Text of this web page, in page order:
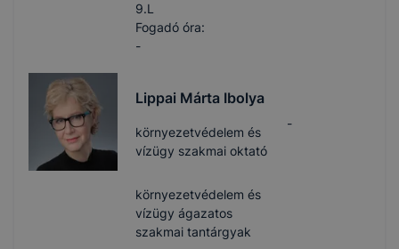
9.L
Fogadó óra:
-
Lippai Márta Ibolya
környezetvédelem és
vízügy szakmai oktató
környezetvédelem és
vízügy ágazatos
szakmai tantárgyak
-